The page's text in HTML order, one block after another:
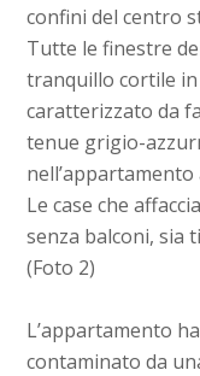
confini del centro
Tutte le finestre
tranquillo cortile in
caratterizzato da
tenue grigio-
Le case che
senza balconi, sia
(Foto 2)
L’appartamento
contaminato da